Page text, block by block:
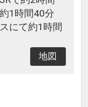
1時間40分
にて約1時間
地図